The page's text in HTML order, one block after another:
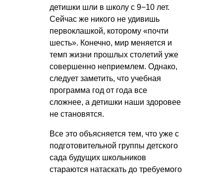
детишки шли в школу с 9−10 лет.
Сейчас же никого не удивишь
первоклашкой, которому «почти
шесть». Конечно, мир меняется и
темп жизни прошлых столетий уже
совершенно неприемлем. Однако,
следует заметить, что учебная
программа год от года все
сложнее, а детишки наши здоровее
не становятся.
Все это объясняется тем, что уже с
подготовительной группы детского
сада будущих школьников
стараются натаскать до требуемого